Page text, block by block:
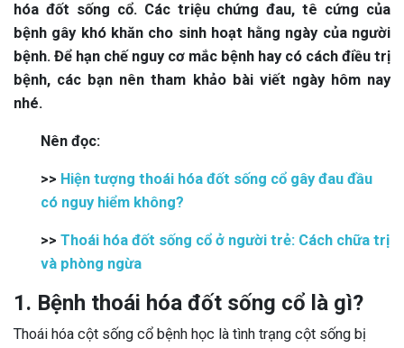
hóa đốt sống cổ. Các triệu chứng đau, tê cứng của
bệnh gây khó khăn cho sinh hoạt hằng ngày của người
bệnh. Để hạn chế nguy cơ mắc bệnh hay có cách điều trị
bệnh, các bạn nên tham khảo bài viết ngày hôm nay
nhé.
Nên đọc:
>> Hiện tượng thoái hóa đốt sống cổ gây đau đầu
có nguy hiểm không?
>> Thoái hóa đốt sống cổ ở người trẻ: Cách chữa trị
và phòng ngừa
1. Bệnh thoái hóa đốt sống cổ là gì?
Thoái hóa cột sống cổ bệnh học là tình trạng cột sống bị